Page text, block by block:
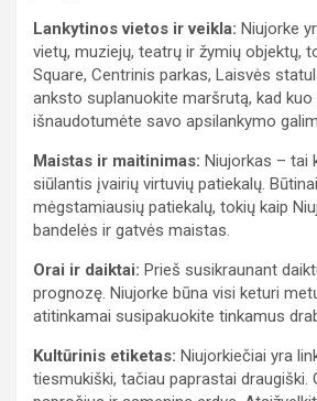
Lankytinos vietos ir veikla: Niujorke
vietų, muziejų, teatrų ir žymių objektų,
Square, Centrinis parkas, Laisvės
anksto suplanuokite maršrutą, kad kuo
išnaudotumėte savo apsilankymo
Maistas ir maitinimas: Niujorkas – tai
siūlantis įvairių virtuvių patiekalų.
mėgstamiausių patiekalų, tokių kaip
bandelės ir gatvės maistas.
Orai ir daiktai: Prieš susikraunant
prognozę. Niujorke būna visi keturi
atitinkamai susipakuokite tinkamus
Kultūrinis etiketas: Niujorkiečiai yra
tiesmukiški, tačiau paprastai draugiški.